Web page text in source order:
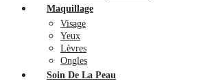
Maquillage
Visage
Yeux
Lèvres
Ongles
Soin De La Peau